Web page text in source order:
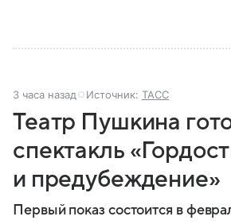
3 часа назад Источник: ТАСС
Театр Пушкина
спектакль
и предубеждение»
Первый показ состоится в